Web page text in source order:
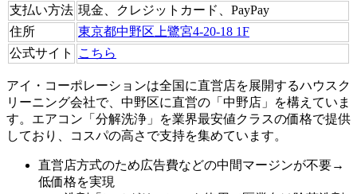
支払い方法 現金、クレジットカード、PayPay
住所
東京都中野区上鷺宮4-20-18 1F
公式サイト
こちら
アイ・コーポレーションは全国に直営店を展開するハウスク
リーニング会社で、中野区に直営の「中野店」を構えていま
す。エアコン「分解洗浄」を業界最安値クラスの価格で提供
しており、コスパの高さで支持を集めています。
直営店方式のため広告費などの中間マージンが不要→
低価格を実現